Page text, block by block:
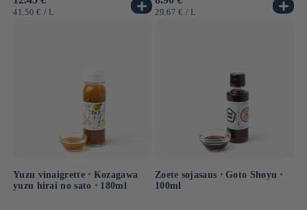
prijs
EENHEIDSPRIJS
41.50 € / PER
L
prijs
EENHEIDSPRIJS
29.67 € / PER
L
Yuzu vinaigrette ⋅ Kozagawa
yuzu hirai no sato ⋅ 180ml
Zoete sojasaus ⋅ Goto Shoyu ⋅
100ml